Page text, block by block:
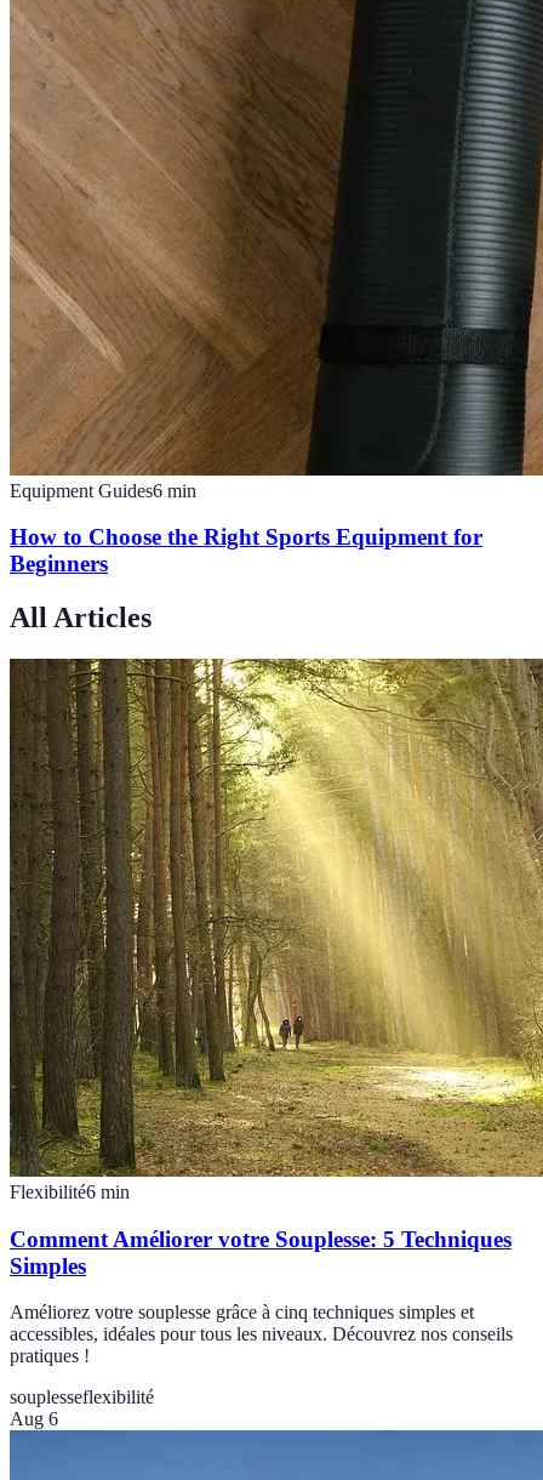
Equipment Guides6 min
How to Choose the Right Sports Equipment for
Beginners
All Articles
Flexibilité6 min
Comment Améliorer votre Souplesse: 5 Techniques
Simples
Améliorez votre souplesse grâce à cinq techniques simples et
accessibles, idéales pour tous les niveaux. Découvrez nos conseils
pratiques !
souplesseflexibilité
Aug 6